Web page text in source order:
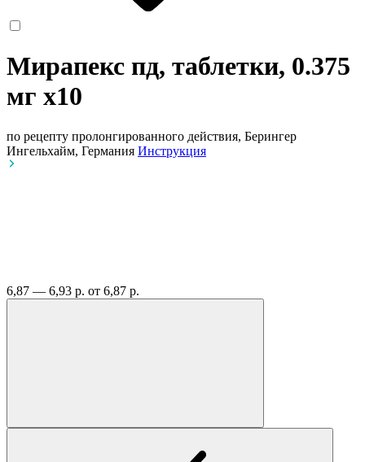
Мирапекс пд, таблетки, 0.375
мг x10
по рецепту пролонгированного действия, Берингер
Ингельхайм, Германия Инструкция
6,87 — 6,93 р. от 6,87 р.